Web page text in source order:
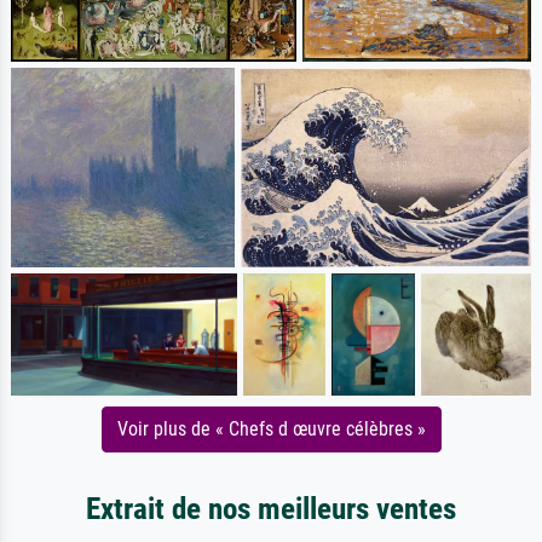
Voir plus de « Chefs d œuvre célèbres »
Extrait de nos meilleurs ventes